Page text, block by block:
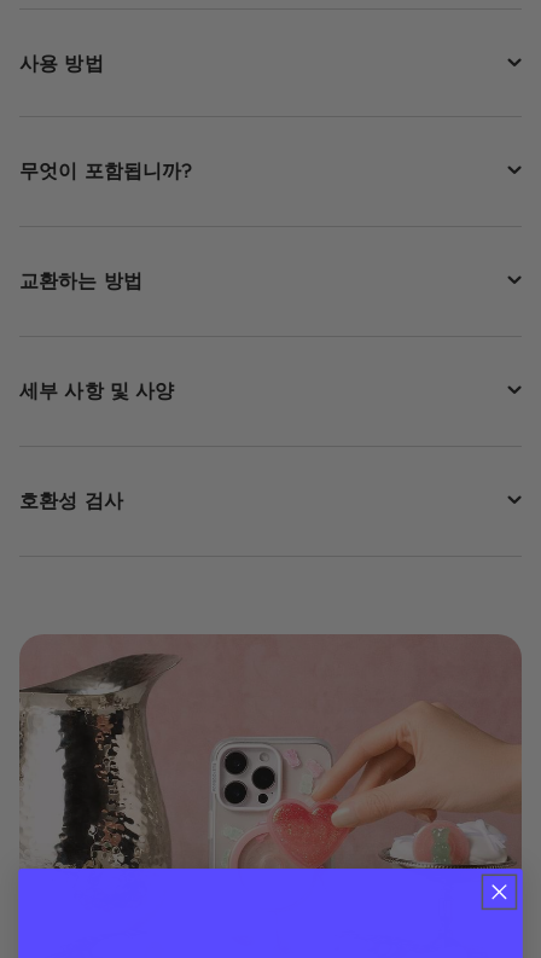
사용 방법
무엇이 포함됩니까?
교환하는 방법
세부 사항 및 사양
호환성 검사